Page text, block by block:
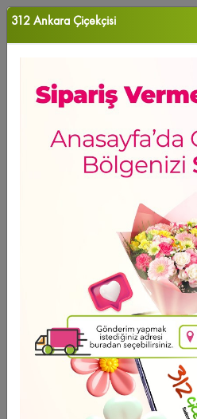
Ana Sayfa ANKARA ÇİÇEK Etlik
Sıralama
Etlik Şehir Hastanesi Çiçekçi
Ücretsiz
Peony
13.361
2 - 4 - 6
Ücretsiz
312 Ankara Çiçekçisi